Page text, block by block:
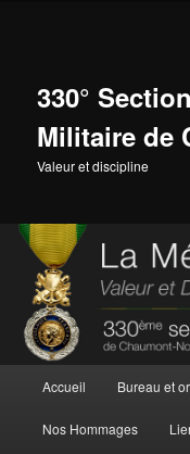
330°
Militaire de
Valeur et discipline
principal
Accueil Bureau et
Nos Hommages